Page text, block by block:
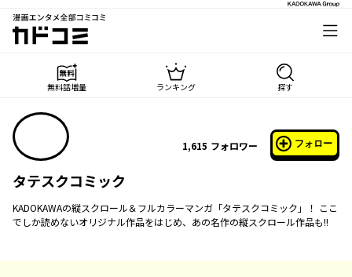
漫画エンタメ全部コミコミ
カドコミ
無料話増量 ランキング 探す
1,615 フォロワー フォロー
タテスクコミック
KADOKAWAの縦スクロール＆フルカラーマンガ「タテスクコミック」！ ここ
でしか読めないオリジナル作品をはじめ、あの名作の縦スクロール作品も!!